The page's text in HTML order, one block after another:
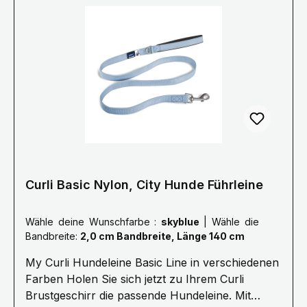
Kräfte, welche Hund wie Hundehalter verletzen
können. Darum hat Curli ein Seil entwickelt,
welches den Ruck beim Zurückhalten
maßgeblich reduziert. Kern und Mantel des Seils
sind flexibel. Das ist komfortabler für alle und
sichert dabei die Kommando-Übertragung.
Curli Basic Nylon, City Hunde Führleine
Wähle deine Wunschfarbe : skyblue
Bandbreite: 2,0 cm Bandbreite, Länge 140 cm
My Curli Hundeleine Basic Line in verschiedenen
Farben Holen Sie sich jetzt zu Ihrem Curli
Brustgeschirr die passende Hundeleine. Mit